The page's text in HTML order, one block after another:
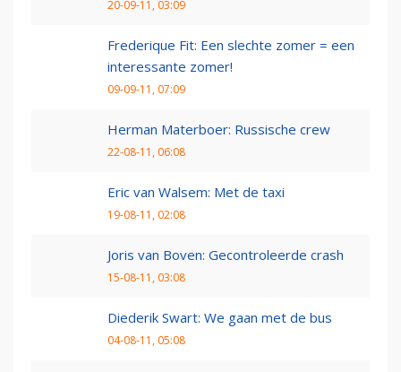
20-09-11, 03:09
Frederique Fit: Een slechte zomer = een
interessante zomer!
09-09-11, 07:09
Herman Materboer: Russische crew
22-08-11, 06:08
Eric van Walsem: Met de taxi
19-08-11, 02:08
Joris van Boven: Gecontroleerde crash
15-08-11, 03:08
Diederik Swart: We gaan met de bus
04-08-11, 05:08